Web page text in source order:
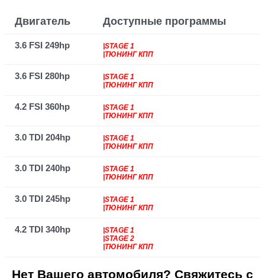
Двигатель Доступные программы
3.6 FSI 249hp
|STAGE 1
|ТЮНИНГ КПП
3.6 FSI 280hp
|STAGE 1
|ТЮНИНГ КПП
4.2 FSI 360hp
|STAGE 1
|ТЮНИНГ КПП
3.0 TDI 204hp
|STAGE 1
|ТЮНИНГ КПП
3.0 TDI 240hp
|STAGE 1
|ТЮНИНГ КПП
3.0 TDI 245hp
|STAGE 1
|ТЮНИНГ КПП
4.2 TDI 340hp
|STAGE 1
|STAGE 2
|ТЮНИНГ КПП
Нет Вашего автомобиля? Свяжитесь с